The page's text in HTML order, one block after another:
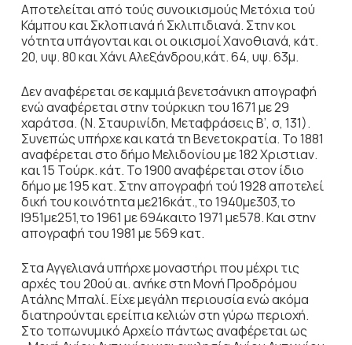
Αποτελείται από τούς συνοικισμούς Μετόχια τού
Κάμπου και Σκλοπιανά ή Σκλιπιδιανά. Στην κοι
νότητα υπάγονται και οι οικισμοί Χανοθιανά, κάτ.
20, υψ. 80 και Χάνι Αλεξάνδρου,κάτ. 64, υψ. 63μ.
Δεν αναφέρεται σε καμμιά βενετσάνικη απογραφή
ενώ αναφέρεται στην τούρκικη του 1671 με 29
χαράτσα. (Ν. Σταυρινίδη, Μεταφράσεις B’, σ, 131).
Συνεπώς υπήρχε και κατά τη Βενετοκρατία. To 1881
αναφέρεται στο δήμο Μελιδονίου με 182 Χριστιαν.
και 15 Τούρκ. κάτ. To 1900 αναφέρεται στον ίδιο
δήμο με 195 κατ. Στην απογραφή τού 1928 αποτελεί
δική του κοινότητα με216κάτ.,το 1940με303,το
Ι951με251,το 1961 με 694καιτο 1971 με578. Και στην
απογραφή του 1981 με 569 κατ.
Στα Αγγελιανά υπήρχε μοναστήρι που μέχρι τις
αρχές του 20ού αι. ανήκε στη Μονή Προδρόμου
Ατάλης Μπαλί. Είχε μεγάλη περιουσία ενώ ακόμα
διατηρούνται ερείπια κελιών στη γύρω περιοχή.
Στο τοπωνυμικό Αρχείο πάντως αναφέρεται ως